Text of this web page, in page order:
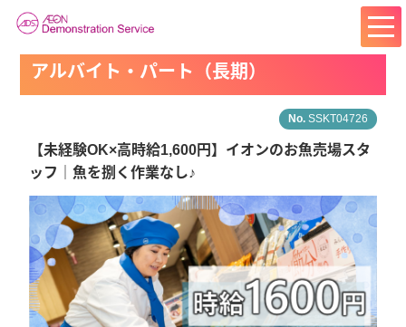
アルバイト・パート（長期）
SSKT04726
【未経験OK×高時給1,600円】イオンのお魚売場スタ
ッフ｜魚を捌く作業なし♪